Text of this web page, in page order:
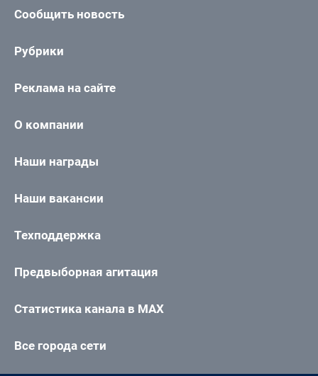
Сообщить новость
Рубрики
Реклама на сайте
О компании
Наши награды
Наши вакансии
Техподдержка
Предвыборная агитация
Статистика канала в MAX
Все города сети